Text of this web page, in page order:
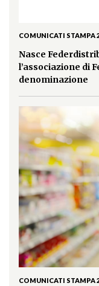
COMUNICATI STAMPA
Nasce
l’associazione di
denominazione
COMUNICATI STAMPA